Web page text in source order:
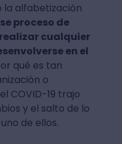
la alfabetización
proceso de
cualquier
en el
qué es tan
o
COVID-19 trajo
y el salto de lo
de ellos.